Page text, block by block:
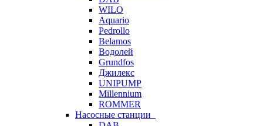
WILO
Aquario
Pedrollo
Belamos
Водолей
Grundfos
Джилекс
UNIPUMP
Millennium
ROMMER
Насосные станции